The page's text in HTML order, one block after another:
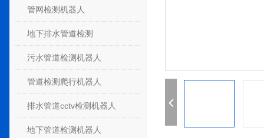
管网检测机器人
地下排水管道检测
污水管道检测机器人
管道检测爬行机器人
排水管道cctv检测机器人
地下管道检测机器人